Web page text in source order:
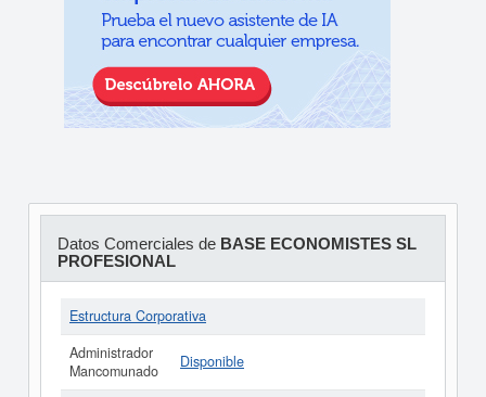
Datos Comerciales de BASE ECONOMISTES SL
PROFESIONAL
Estructura Corporativa
Administrador
Mancomunado
Disponible